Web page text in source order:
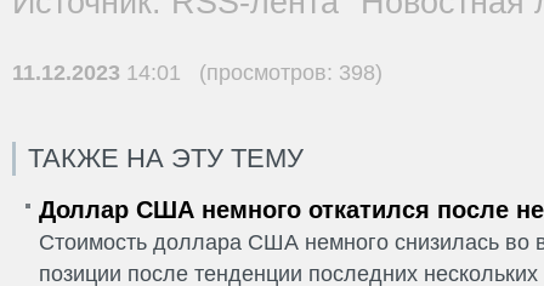
11.12.2023 14:01 (просмотров: 398)
ТАКЖЕ НА ЭТУ ТЕМУ
Доллар США немного откатился после
Стоимость доллара США немного снизилась во
позиции после тенденции последних